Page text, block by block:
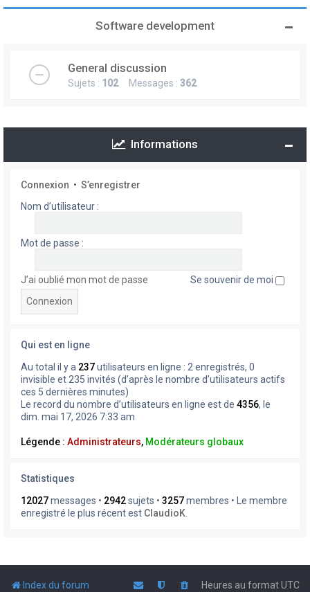
Software development
General discussion
Sujets : 102Messages : 362
Informations
Connexion • S’enregistrer
Nom d’utilisateur :
Mot de passe :
J’ai oublié mon mot de passe Se souvenir de moi
Qui est en ligne
Au total il y a 237utilisateurs en ligne : 2 enregistrés, 0
invisible et 235 invités (d’après le nombre d’utilisateurs actifs
ces 5 dernières minutes)
Le record du nombre d’utilisateurs en ligne est de 4356, le
dim. mai 17, 2026 7:33 am
Légende : Administrateurs, Modérateurs globaux
Statistiques
12027messages • 2942sujets • 3257membres • Le membre
enregistré le plus récent est ClaudioK
Index du forum Heures au formatUTC